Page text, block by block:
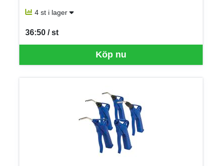
4 st i lager
Köp nu
36:50 / st
SEK per ST